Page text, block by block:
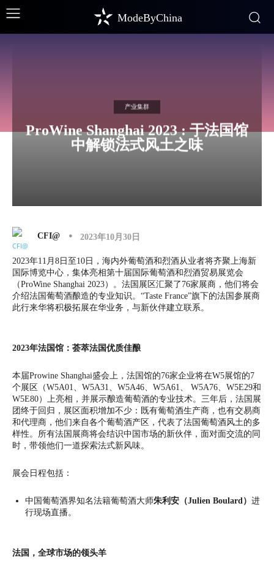
ModeByChina
产业集群
ProWine Shanghai 2023 : 于法国馆
中解锁法式风土之味
CFI@ 2023年10月30日
2023年11月8日至10日，海内外葡萄酒和烈酒从业者将齐聚上海新
国际博览中心，集体亮相第十届国际葡萄酒和烈酒贸易展览会
（ProWine Shanghai 2023）。法国展区汇聚了76家展商，他们将会
介绍法国葡萄酒酿造的专业知识。“Taste France”旗下的法国参展商
此行来华将积极拓展在华业务，与新伙伴建立联系。
2023年法国馆：荟萃法国优质佳酿
本届Prowine Shanghai盛会上，法国馆的76家企业将在W5展馆的7
个展区（W5A01、W5A31、W5A46、W5A61、 W5A76、W5E29和
W5E80）上亮相，并展示酿造葡萄酒的专业技术。三年后，法国展
团终于回归，展区面积增加不少：既有葡萄酒生产商，也有交易商
和代理商，他们来自各个葡萄酒产区，代表了法国葡萄酒风土的多
样性。所有法国展商将会结识中国市场的新伙伴，面对面交流的同
时，带领他们一道探索法式新风味。
展会日程包括：
中国葡萄酒界知名法籍葡萄酒大师朱利安（Julien Boulard） 进
行现场直播。
法国，全球市场的领头羊